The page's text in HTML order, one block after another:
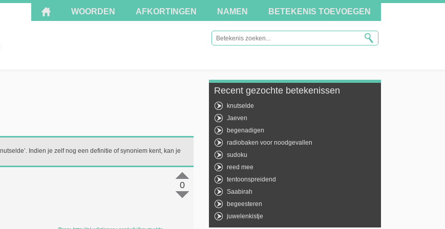
WOORDEN AFKORTINGEN NAMEN BETEKENIS TOEVOEGEN
Indien je zelf nog een definitie of synoniem kent, kan je
0
Recent gezochte betekenissen
knutselde
Jaeven
begenadigen
radiobaken voor noodgevallen
sudoku
reed mee
tentoonspreidend
Saabirah
begeesteren
juwelenkistje